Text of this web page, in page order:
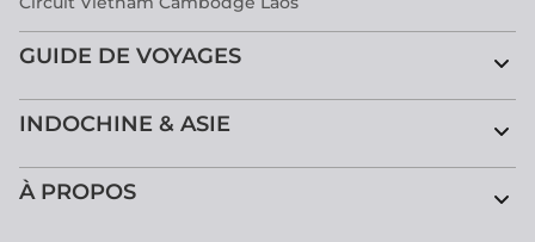
GUIDE DE VOYAGES
INDOCHINE & ASIE
À PROPOS